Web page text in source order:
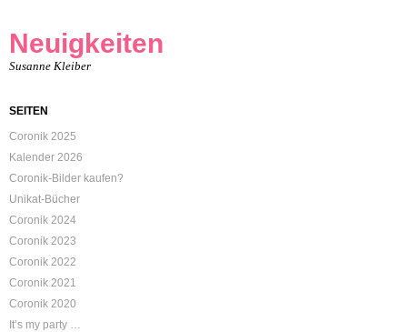
Neuigkeiten
Susanne Kleiber
SEITEN
Coronik 2025
Kalender 2026
Coronik-Bilder kaufen?
Unikat-Bücher
Coronik 2024
Coronik 2023
Coronik 2022
Coronik 2021
Coronik 2020
It’s my party …